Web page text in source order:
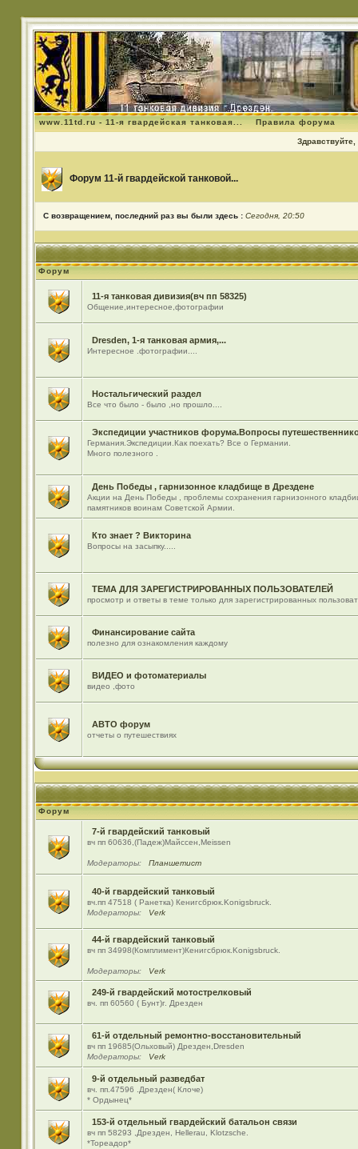
www.11td.ru - 11-я гвардейская танковая... Правила форума
Здравствуйте,
Форум 11-й гвардейской танковой...
С возвращением, последний раз вы были здесь : Сегодня, 20:50
Форум
11-я танковая дивизия(вч пп 58325)
Общение,интересное,фотографии
Dresden, 1-я танковая армия,...
Интересное .фотографии....
Ностальгический раздел
Все что было - было ,но прошло....
Экспедиции участников форума.Вопросы
Германия.Экспедиции.Как поехать? Все о Германии.
Много полезного .
День Победы , гарнизонное кладбище в Дрездене
Акции на День Победы , проблемы сохранения гарнизонного
памятников воинам Советской Армии.
Кто знает ? Викторина
Вопросы на засыпку.....
ТЕМА ДЛЯ ЗАРЕГИСТРИРОВАННЫХ ПОЛЬЗОВАТЕЛЕЙ
просмотр и ответы в теме только для зарегистрированных
Финансирование сайта
полезно для ознакомления каждому
ВИДЕО и фотоматериалы
видео ,фото
АВТО форум
отчеты о путешествиях
Форум
7-й гвардейский танковый
вч пп 60636,(Падеж)Майсcен,Meissen
Модераторы: Планшетист
40-й гвардейский танковый
вч.пп 47518 ( Ранетка) Кенигсбрюк.Konigsbruck.
Модераторы:
Verk
44-й гвардейский танковый
вч пп 34998(Комплимент)Кенигсбрюк.Konigsbruck.
Модераторы: Verk
249-й гвардейский мотострелковый
вч. пп 60560 ( Бунт)г. Дрезден
61-й отдельный ремонтно-восстановительный
вч пп 19685(Ольховый) Дрезден,Dresden
Модераторы:
Verk
9-й отдельный разведбат
вч. пп.47596 .Дрезден( Клоче)
* Ордынец*
153-й отдельный гвардейский батальон связи
вч пп 58293 ,Дрезден, Hellerau, Klotzsche.
*Тореадор*